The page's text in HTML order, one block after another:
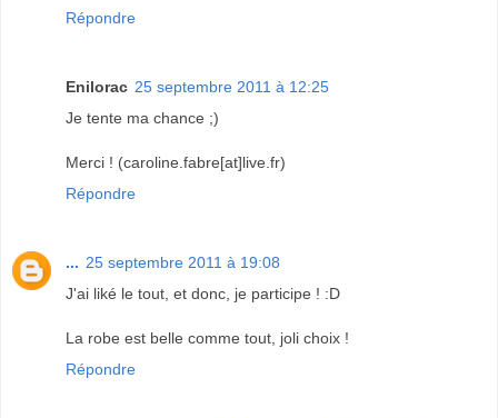
Répondre
Enilorac 25 septembre 2011 à 12:25
Je tente ma chance ;)
Merci ! (caroline.fabre[at]live.fr)
Répondre
... 25 septembre 2011 à 19:08
J'ai liké le tout, et donc, je participe ! :D
La robe est belle comme tout, joli choix !
Répondre